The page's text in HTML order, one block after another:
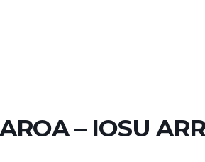
– IOSU